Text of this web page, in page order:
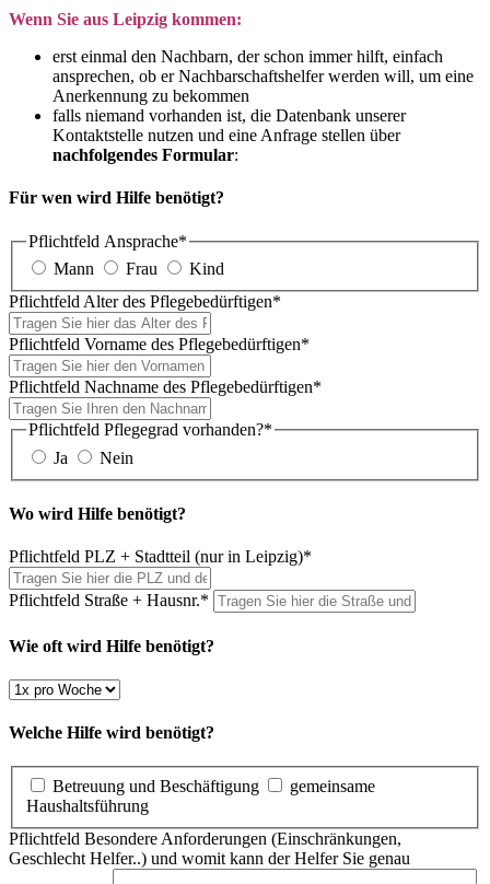
Wenn Sie aus Leipzig kommen:
erst einmal den Nachbarn, der schon immer hilft, einfach
ansprechen, ob er Nachbarschaftshelfer werden will, um eine
Anerkennung zu bekommen
falls niemand vorhanden ist, die Datenbank unserer
Kontaktstelle nutzen und eine Anfrage stellen über
nachfolgendes Formular:
Für wen wird Hilfe benötigt?
Pflichtfeld Ansprache*
Mann
Frau
Kind
Pflichtfeld Alter des Pflegebedürftigen*
Pflichtfeld Vorname des Pflegebedürftigen*
Pflichtfeld Nachname des Pflegebedürftigen*
Pflichtfeld Pflegegrad vorhanden?*
Ja
Nein
Wo wird Hilfe benötigt?
Pflichtfeld PLZ + Stadtteil (nur in Leipzig)*
Pflichtfeld Straße + Hausnr.*
Wie oft wird Hilfe benötigt?
Welche Hilfe wird benötigt?
Betreuung und Beschäftigung
gemeinsame
Haushaltsführung
Pflichtfeld Besondere Anforderungen (Einschränkungen,
Geschlecht Helfer..) und womit kann der Helfer Sie genau